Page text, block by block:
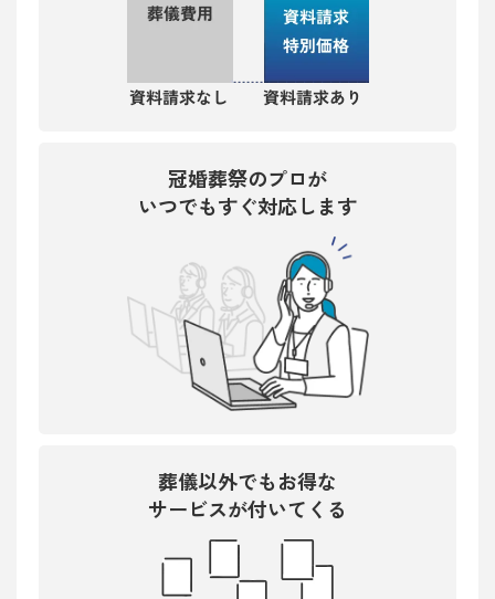
冠婚葬祭のプロが
いつでもすぐ対応します
葬儀以外でもお得な
サービスが付いてくる